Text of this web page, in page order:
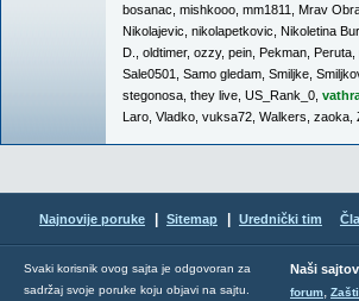
bosanac mishkooo mm1811 Mrav
Nikolajevic nikolapetkovic Nikoletina
D.
oldtimer, ozzy, pein Pekman Peruta
Sale0501
Samo gledam Smiljke
stegonosa they live US_Rank_0
Laro Vladko vuksa72 Walkers zaoka
Najnovije poruke Sitemap Urednički tim
Svaki korisnik ovog sajta je odgovoran za
sadržaj svoje poruke koju objavi na sajtu.
Naši
forum,